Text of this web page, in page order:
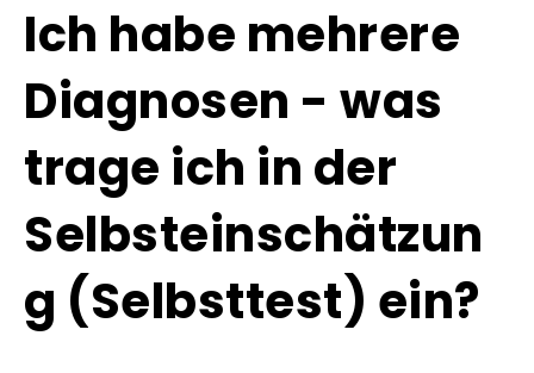
Ich habe mehrere
Diagnosen - was
trage ich in der
Selbsteinschätzun
g (Selbsttest) ein?